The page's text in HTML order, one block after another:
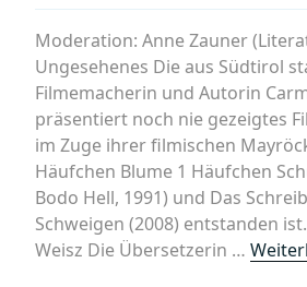
Moderation: Anne Zauner
Ungesehenes Die aus Südtirol
Filmemacherin und Autorin
präsentiert noch nie gezeigtes
im Zuge ihrer filmischen
Häufchen Blume 1 Häufchen
Bodo Hell, 1991) und Das
Schweigen (2008) entstanden
Weisz Die Übersetzerin …